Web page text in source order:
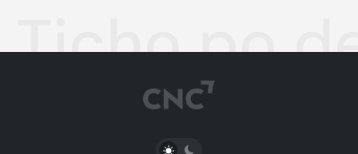
Ticho po
PŘEPNOUT SVĚTLÝ/TMAVÝ REŽIM